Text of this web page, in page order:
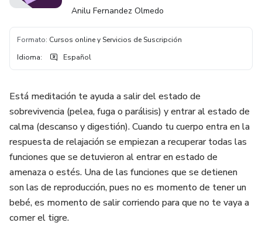
Anilu Fernandez Olmedo
Formato: Cursos online y Servicios de Suscripción
Idioma: Español
Está meditación te ayuda a salir del estado de
sobrevivencia (pelea, fuga o parálisis) y entrar al estado de
calma (descanso y digestión). Cuando tu cuerpo entra en la
respuesta de relajación se empiezan a recuperar todas las
funciones que se detuvieron al entrar en estado de
amenaza o estés. Una de las funciones que se detienen
son las de reproducción, pues no es momento de tener un
bebé, es momento de salir corriendo para que no te vaya a
comer el tigre.